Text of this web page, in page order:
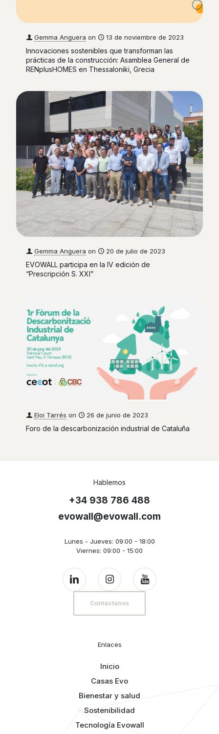
Gemma Anguera on 13 de noviembre de 2023
Innovaciones sostenibles que transforman las
prácticas de la construcción: Asamblea General de
RENplusHOMES en Thessaloniki, Grecia
Gemma Anguera on 20 de julio de 2023
EVOWALL participa en la IV edición de
“Prescripción S. XXI”
Eloi Tarrés on 26 de junio de 2023
Foro de la descarbonización industrial de Cataluña
Hablemos
+34 938 786 488
evowall@evowall.com
Lunes - Jueves: 09:00 - 18:00
Viernes: 09:00 - 15:00
Contáctanos
Enlaces
Inicio
Casas Evo
Bienestar y salud
Sostenibilidad
Tecnología Evowall